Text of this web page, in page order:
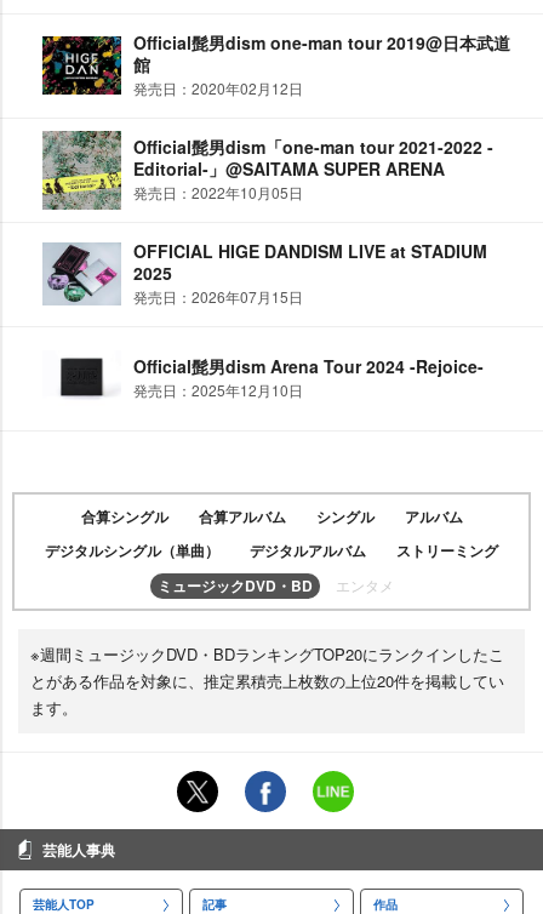
Official髭男dism one-man tour 2019@日本武道
館
発売日：2020年02月12日
Official髭男dism「one-man tour 2021-2022 -
Editorial-」@SAITAMA SUPER ARENA
発売日：2022年10月05日
OFFICIAL HIGE DANDISM LIVE at STADIUM
2025
発売日：2026年07月15日
Official髭男dism Arena Tour 2024 -Rejoice-
発売日：2025年12月10日
合算シングル 合算アルバム シングル
アルバム
デジタルシングル（単曲）
デジタルアルバム
ストリーミング
ミュージックDVD・BD
エンタメ
※週間ミュージックDVD・BDランキングTOP20にランクインしたこ
とがある作品を対象に、推定累積売上枚数の上位20件を掲載してい
ます。
芸能人事典
芸能人TOP 記事 作品